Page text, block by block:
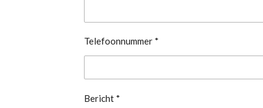
Telefoonnummer *
Bericht *